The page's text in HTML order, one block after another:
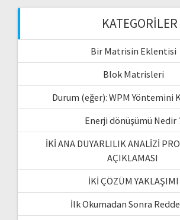
KATEGORILER
Bir Matrisin Eklentisi
Blok Matrisleri
Durum (eğer): WPM Yöntemini
Enerji dönüşümü Nedir
İKİ ANA DUYARLILIK ANALİZİ
AÇIKLAMASI
İKİ ÇÖZÜM YAKLAŞIMI
İlk Okumadan Sonra